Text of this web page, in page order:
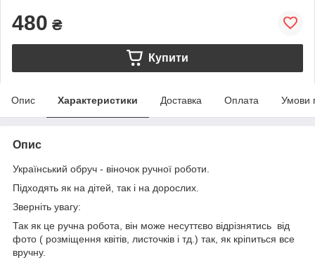
480 ₴
Купити
Опис Характеристики Доставка Оплата Умови
Опис
Український обруч - віночок ручної роботи.
Підходять як на дітей, так і на дорослих.
Зверніть увагу:
Так як це ручна робота, він може несуттєво відрізнятись від
фото ( розміщення квітів, листочків і тд.) так, як кріпиться все
вручну.